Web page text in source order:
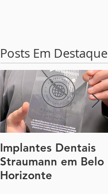
Posts Em Destaque
Implantes Dentais
Straumann em Belo
Horizonte